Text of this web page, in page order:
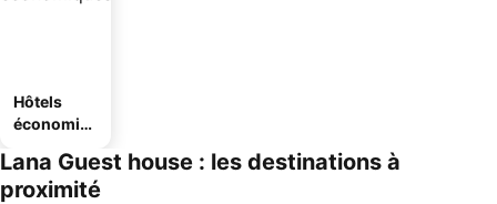
Hôtels
économiq
Lana Guest house : les destinations à
proximité